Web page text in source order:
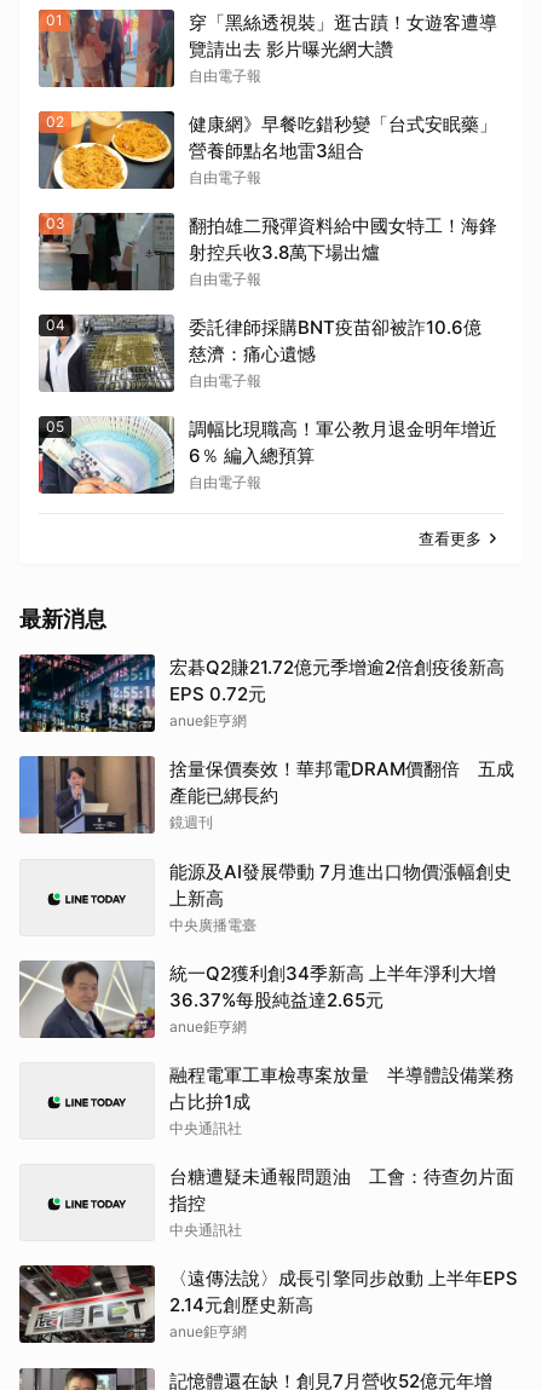
01
穿「黑絲透視裝」逛古蹟！女遊客遭導
覽請出去 影片曝光網大讚
自由電子報
02
健康網》早餐吃錯秒變「台式安眠藥」
營養師點名地雷3組合
自由電子報
03
翻拍雄二飛彈資料給中國女特工！海鋒
射控兵收3.8萬下場出爐
自由電子報
04
委託律師採購BNT疫苗卻被詐10.6億
慈濟：痛心遺憾
自由電子報
05
調幅比現職高！軍公教月退金明年增近
6％ 編入總預算
自由電子報
查看更多
最新消息
宏碁Q2賺21.72億元季增逾2倍創疫後新高
EPS 0.72元
anue鉅亨網
捨量保價奏效！華邦電DRAM價翻倍 五成
產能已綁長約
鏡週刊
能源及AI發展帶動 7月進出口物價漲幅創史
上新高
中央廣播電臺
統一Q2獲利創34季新高 上半年淨利大增
36.37%每股純益達2.65元
anue鉅亨網
融程電軍工車檢專案放量 半導體設備業務
占比拚1成
中央通訊社
台糖遭疑未通報問題油 工會：待查勿片面
指控
中央通訊社
〈遠傳法說〉成長引擎同步啟動 上半年EPS
2.14元創歷史新高
anue鉅亨網
記憶體還在缺！創見7月營收52億元年增